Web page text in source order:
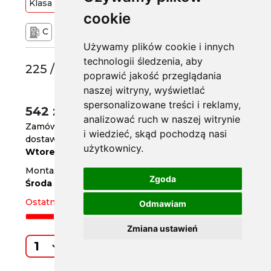
cookie
Używamy plików cookie i innych
technologii śledzenia, aby
poprawić jakość przeglądania
naszej witryny, wyświetlać
spersonalizowane treści i reklamy,
analizować ruch w naszej witrynie
i wiedzieć, skąd pochodzą nasi
użytkownicy.
Zgoda
Odmawiam
Zmiana ustawień
Klasa Premium 97 Y
C
225 /55 R17
542 zł
Zamów do
godz. 14
dostawa już jutro
Wtorek
Montaż w serwisie za 2 dni
Środa
Ostatnia sztuka